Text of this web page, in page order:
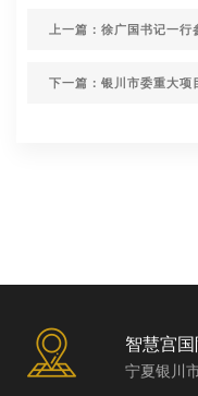
上一篇：徐广国书记一行
下一篇：银川市委重大项
智慧宫
宁夏银川